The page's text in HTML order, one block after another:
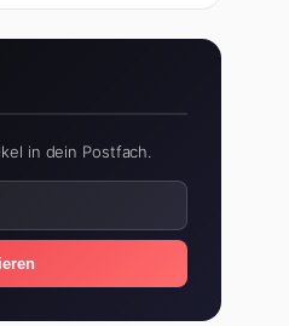
in dein Postfach.